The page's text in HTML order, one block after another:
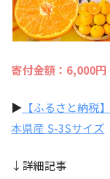
寄付金額：6,000円
▶ 【ふるさと納
本県産 S-3Sサイズ
↓詳細記事